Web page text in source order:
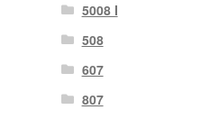
5008 I
508
607
807